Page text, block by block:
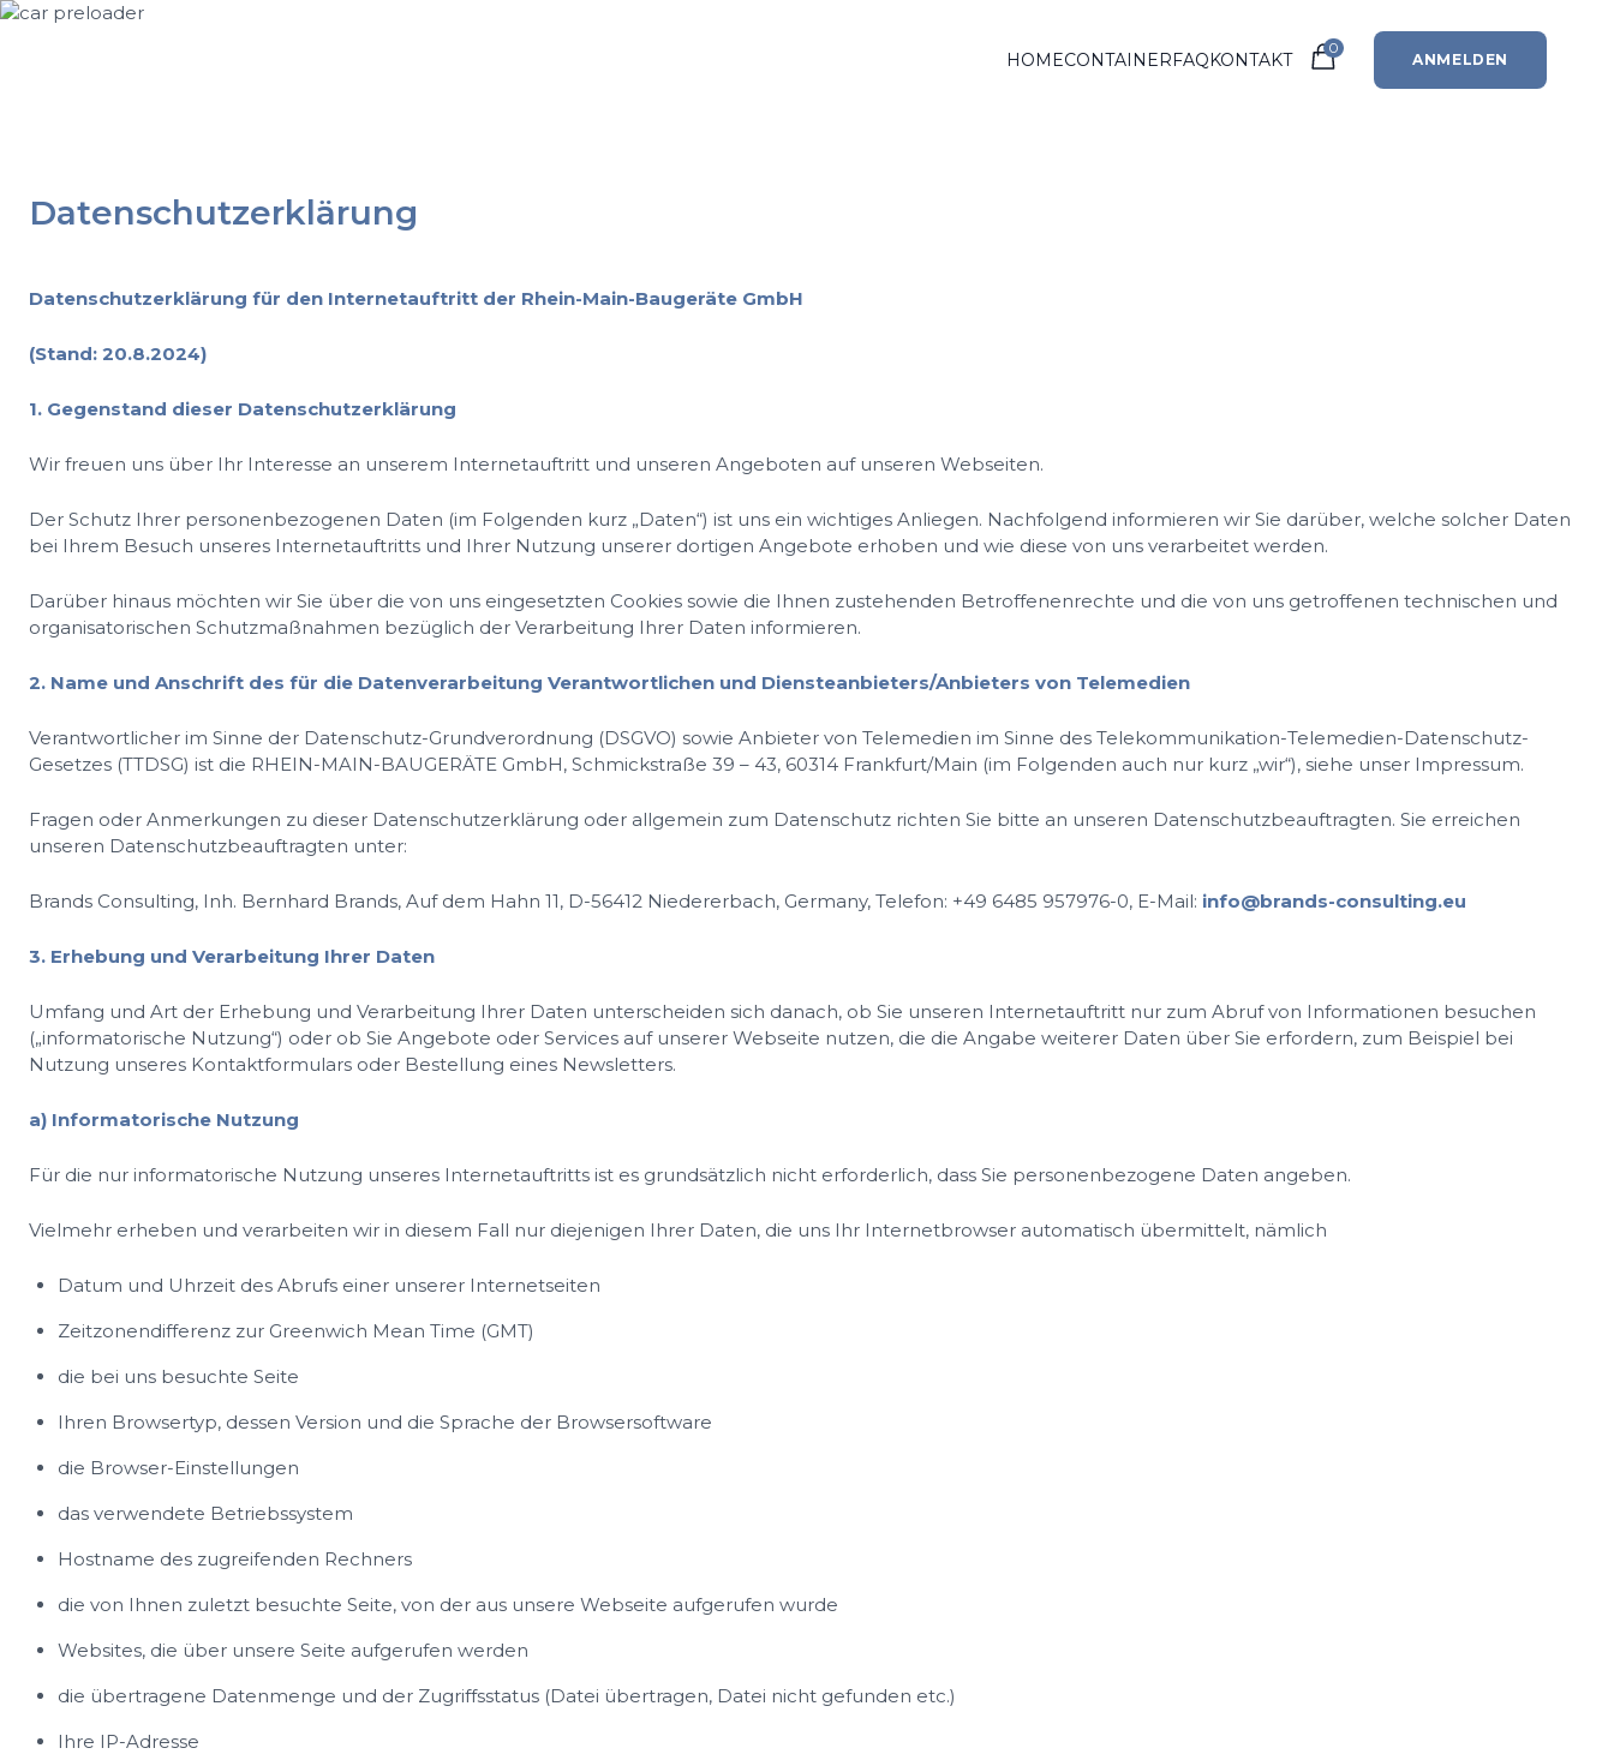
HOMECONTAINERFAQKONTAKT
0
ANMELDEN
Datenschutzerklärung
Datenschutzerklärung für den Internetauftritt der Rhein-Main-Baugeräte GmbH
(Stand: 20.8.2024)
1. Gegenstand dieser Datenschutzerklärung
Wir freuen uns über Ihr Interesse an unserem Internetauftritt und unseren Angeboten auf unseren Webseiten.
Der Schutz Ihrer personenbezogenen Daten (im Folgenden kurz „Daten“) ist uns ein wichtiges Anliegen. Nachfolgend informieren wir Sie darüber, welche solcher Daten
bei Ihrem Besuch unseres Internetauftritts und Ihrer Nutzung unserer dortigen Angebote erhoben und wie diese von uns verarbeitet werden.
Darüber hinaus möchten wir Sie über die von uns eingesetzten Cookies sowie die Ihnen zustehenden Betroffenenrechte und die von uns getroffenen technischen und
organisatorischen Schutzmaßnahmen bezüglich der Verarbeitung Ihrer Daten informieren.
2. Name und Anschrift des für die Datenverarbeitung Verantwortlichen und Diensteanbieters/Anbieters von Telemedien
Verantwortlicher im Sinne der Datenschutz-Grundverordnung (DSGVO) sowie Anbieter von Telemedien im Sinne des Telekommunikation-Telemedien-Datenschutz-
Gesetzes (TTDSG) ist die RHEIN-MAIN-BAUGERÄTE GmbH, Schmickstraße 39 – 43, 60314 Frankfurt/Main (im Folgenden auch nur kurz „wir“), siehe unser Impressum.
Fragen oder Anmerkungen zu dieser Datenschutzerklärung oder allgemein zum Datenschutz richten Sie bitte an unseren Datenschutzbeauftragten. Sie erreichen
unseren Datenschutzbeauftragten unter:
Brands Consulting, Inh. Bernhard Brands, Auf dem Hahn 11, D-56412 Niedererbach, Germany, Telefon: +49 6485 957976-0, E-Mail: info@brands-consulting.eu
3. Erhebung und Verarbeitung Ihrer Daten
Umfang und Art der Erhebung und Verarbeitung Ihrer Daten unterscheiden sich danach, ob Sie unseren Internetauftritt nur zum Abruf von Informationen besuchen
(„informatorische Nutzung“) oder ob Sie Angebote oder Services auf unserer Webseite nutzen, die die Angabe weiterer Daten über Sie erfordern, zum Beispiel bei
Nutzung unseres Kontaktformulars oder Bestellung eines Newsletters.
a) Informatorische Nutzung
Für die nur informatorische Nutzung unseres Internetauftritts ist es grundsätzlich nicht erforderlich, dass Sie personenbezogene Daten angeben.
Vielmehr erheben und verarbeiten wir in diesem Fall nur diejenigen Ihrer Daten, die uns Ihr Internetbrowser automatisch übermittelt, nämlich
Datum und Uhrzeit des Abrufs einer unserer Internetseiten
Zeitzonendifferenz zur Greenwich Mean Time (GMT)
die bei uns besuchte Seite
Ihren Browsertyp, dessen Version und die Sprache der Browsersoftware
die Browser-Einstellungen
das verwendete Betriebssystem
Hostname des zugreifenden Rechners
die von Ihnen zuletzt besuchte Seite, von der aus unsere Webseite aufgerufen wurde
Websites, die über unsere Seite aufgerufen werden
die übertragene Datenmenge und der Zugriffsstatus (Datei übertragen, Datei nicht gefunden etc.)
Ihre IP-Adresse